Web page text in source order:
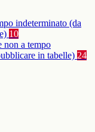
indeterminato (da
10
non a tempo
in tabelle) 24